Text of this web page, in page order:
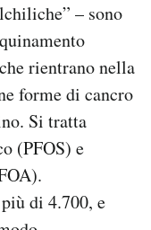
– sono
rientrano nella
forme di cancro
Si tratta
(PFOS) e
di 4.700, e